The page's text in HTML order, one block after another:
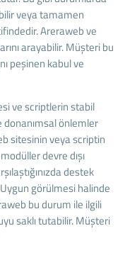
veya tamamen
Areraweb ve
arayabilir. Müşteri bu
peşinen kabul ve
ve scriptlerin stabil
donanımsal önlemler
sitesinin veya scriptin
devre dışı
destek
görülmesi halinde
bu durum ile ilgili
saklı tutabilir. Müşteri